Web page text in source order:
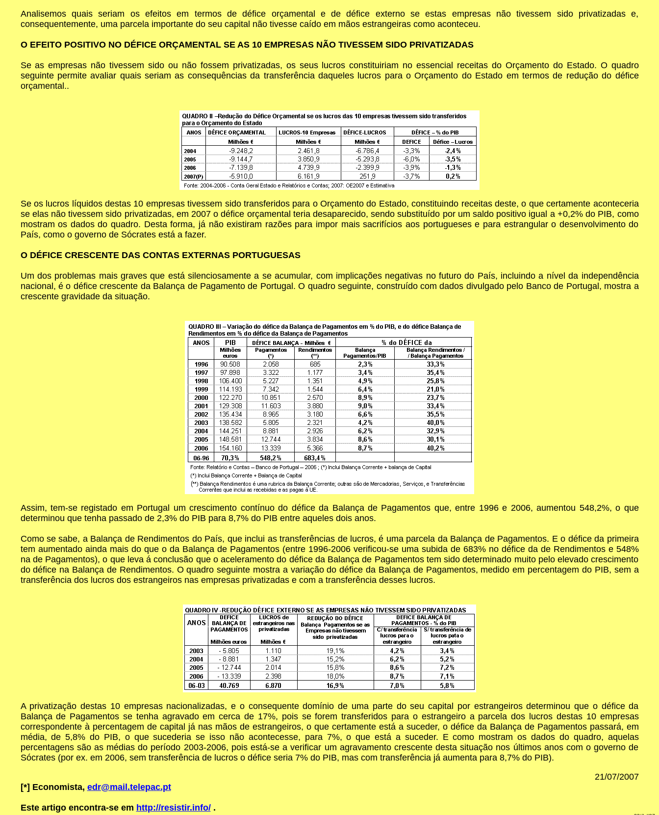
Analisemos quais seriam os efeitos em termos de défice orçamental e de défice externo se estas empresas não tivessem sido privatizadas e,
consequentemente, uma parcela importante do seu capital não tivesse caído em mãos estrangeiras como aconteceu.
O EFEITO POSITIVO NO DÉFICE ORÇAMENTAL SE AS 10 EMPRESAS NÃO TIVESSEM SIDO PRIVATIZADAS
Se as empresas não tivessem sido ou não fossem privatizadas, os seus lucros constituiriam no essencial receitas do Orçamento do Estado. O quadro
seguinte permite avaliar quais seriam as consequências da transferência daqueles lucros para o Orçamento do Estado em termos de redução do défice
orçamental..
Se os lucros líquidos destas 10 empresas tivessem sido transferidos para o Orçamento do Estado, constituindo receitas deste, o que certamente aconteceria
se elas não tivessem sido privatizadas, em 2007 o défice orçamental teria desaparecido, sendo substituído por um saldo positivo igual a +0,2% do PIB, como
mostram os dados do quadro. Desta forma, já não existiram razões para impor mais sacrifícios aos portugueses e para estrangular o desenvolvimento do
País, como o governo de Sócrates está a fazer.
O DÉFICE CRESCENTE DAS CONTAS EXTERNAS PORTUGUESAS
Um dos problemas mais graves que está silenciosamente a se acumular, com implicações negativas no futuro do País, incluindo a nível da independência
nacional, é o défice crescente da Balança de Pagamento de Portugal. O quadro seguinte, construído com dados divulgado pelo Banco de Portugal, mostra a
crescente gravidade da situação.
Assim, tem-se registado em Portugal um crescimento contínuo do défice da Balança de Pagamentos que, entre 1996 e 2006, aumentou 548,2%, o que
determinou que tenha passado de 2,3% do PIB para 8,7% do PIB entre aqueles dois anos.
Como se sabe, a Balança de Rendimentos do País, que inclui as transferências de lucros, é uma parcela da Balança de Pagamentos. E o défice da primeira
tem aumentado ainda mais do que o da Balança de Pagamentos (entre 1996-2006 verificou-se uma subida de 683% no défice da de Rendimentos e 548%
na de Pagamentos), o que leva á conclusão que o aceleramento do défice da Balança de Pagamentos tem sido determinado muito pelo elevado crescimento
do défice na Balança de Rendimentos. O quadro seguinte mostra a variação do défice da Balança de Pagamentos, medido em percentagem do PIB, sem a
transferência dos lucros dos estrangeiros nas empresas privatizadas e com a transferência desses lucros.
A privatização destas 10 empresas nacionalizadas, e o consequente domínio de uma parte do seu capital por estrangeiros determinou que o défice da
Balança de Pagamentos se tenha agravado em cerca de 17%, pois se forem transferidos para o estrangeiro a parcela dos lucros destas 10 empresas
correspondente à percentagem de capital já nas mãos de estrangeiros, o que certamente está a suceder, o défice da Balança de Pagamentos passará, em
média, de 5,8% do PIB, o que sucederia se isso não acontecesse, para 7%, o que está a suceder. E como mostram os dados do quadro, aquelas
percentagens são as médias do período 2003-2006, pois está-se a verificar um agravamento crescente desta situação nos últimos anos com o governo de
Sócrates (por ex. em 2006, sem transferência de lucros o défice seria 7% do PIB, mas com transferência já aumenta para 8,7% do PIB).
21/07/2007
[*] Economista, edr@mail.telepac.pt
Este artigo encontra-se em http://resistir.info/.